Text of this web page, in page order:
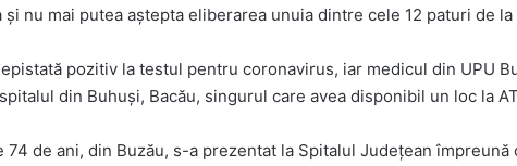
şi nu mai putea aştepta eliberarea unuia dintre cele 12 paturi de la
pozitiv la testul pentru coronavirus, iar medicul din UPU
din Buhuşi, Bacău, singurul care avea disponibil un loc la
74 de ani, din Buzău, s-a prezentat la Spitalul Judeţean împreună